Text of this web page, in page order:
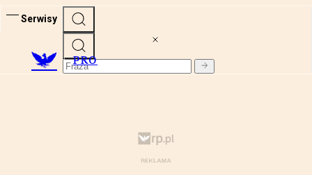
Serwisy
PRO